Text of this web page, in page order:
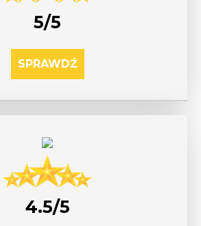
5/5
SPRAWDŹ
4.5/5